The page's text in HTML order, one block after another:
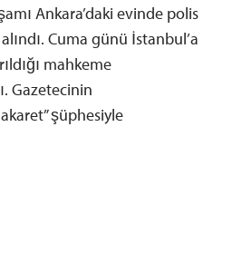
Ankara’daki evinde polis
Cuma günü İstanbul’a
mahkeme
Gazetecinin
şüphesiyle